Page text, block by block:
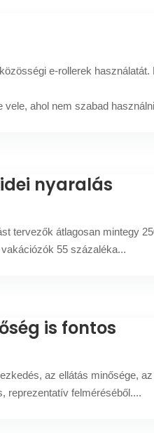
e-rollerek
ahol nem szabad
nyaralás
tervezők átlagosan mintegy
55 százaléka...
is fontos
az ellátás minősége,
reprezentatív felméréséből....